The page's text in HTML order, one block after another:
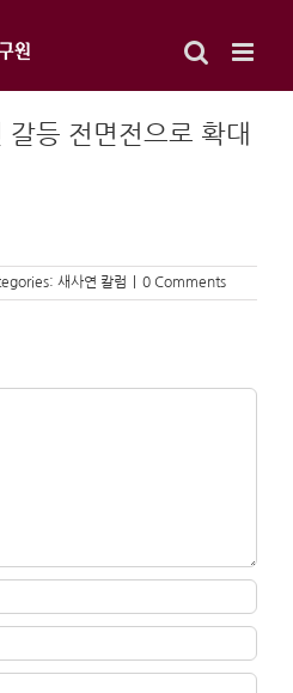
갈등 전면전으로 확대
새사연 칼럼 0 Comments